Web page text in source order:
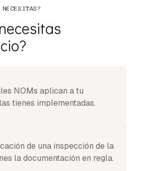
NOMs aplican a tu
tienes implementadas.
de una inspección de la
la documentación en regla.